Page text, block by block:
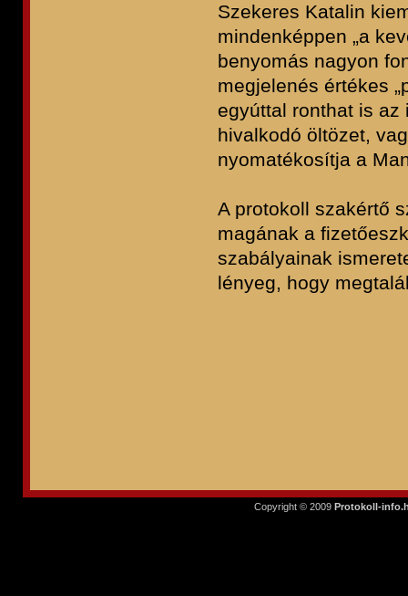
Szekeres Katalin
mindenképpen „a
benyomás nagyon
megjelenés értékes
egyúttal ronthat is az
hivalkodó öltözet,
nyomatékosítja a
A protokoll szakértő
magának a
szabályainak
lényeg, hogy
Copyright © 2009 Protokoll-